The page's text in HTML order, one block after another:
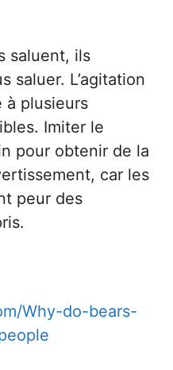
saluent, ils
saluer. L’agitation
à plusieurs
Imiter le
pour obtenir de la
car les
peur des
Why-do-bears-